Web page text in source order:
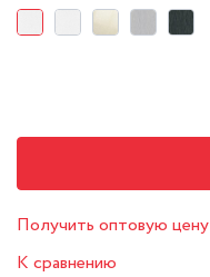
Получить оптовую цену
К сравнению